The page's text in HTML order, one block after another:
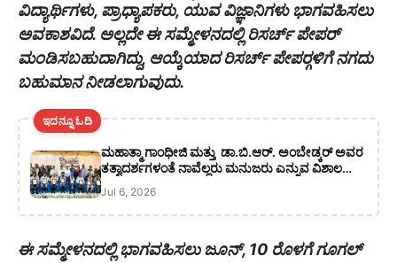
ವಿದ್ಯಾರ್ಥಿಗಳು, ಪ್ರಾಧ್ಯಾಪಕರು, ಯುವ ವಿಜ್ಞಾನಿಗಳು ಭಾಗವಹಿಸಲು
ಅವಕಾಶವಿದೆ. ಅಲ್ಲದೇ ಈ ಸಮ್ಮೇಳನದಲ್ಲಿ ರಿಸರ್ಚ್ ಪೇಪರ್
ಮಂಡಿಸಬಹುದಾಗಿದ್ದು, ಆಯ್ಕೆಯಾದ ರಿಸರ್ಚ್ ಪೇಪರ್‍ಗಳಿಗೆ ನಗದು
ಬಹುಮಾನ ನೀಡಲಾಗುವುದು.
ಇದನ್ನೂ ಓದಿ
ಮಹಾತ್ಮಾ ಗಾಂಧೀಜಿ ಮತ್ತು ಡಾ.ಬಿ.ಆರ್. ಅಂಬೇಡ್ಕರ್ ಅವರ
ತತ್ವಾದರ್ಶಗಳಂತೆ ನಾವೆಲ್ಲರು ಮನುಜರು ಎನ್ನುವ ವಿಶಾಲ
Jul 6, 2026
ಈ ಸಮ್ಮೇಳನದಲ್ಲಿ ಭಾಗವಹಿಸಲು ಜೂನ್, 10 ರೊಳಗೆ ಗೂಗಲ್